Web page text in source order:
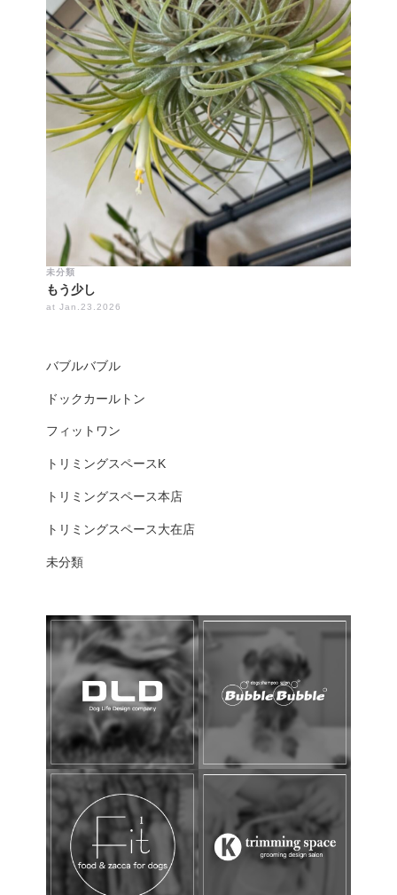
バブルバブル
ドックカールトン
フィットワン
トリミングスペースK
トリミングスペース本店
トリミングスペース大在店
未分類
未分類
もう少し
at Jan.23.2026